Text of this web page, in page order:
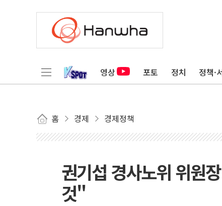
영상 포토 정치 정책·
홈 경제 경제정책
권기섭 경사노위 위원
것"